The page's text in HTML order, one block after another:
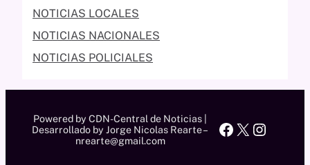
NOTICIAS LOCALES
NOTICIAS NACIONALES
NOTICIAS POLICIALES
Powered by CDN-Central de Noticias |
Desarrollado by Jorge Nicolas Rearte –
nrearte@gmail.com
Facebook
X